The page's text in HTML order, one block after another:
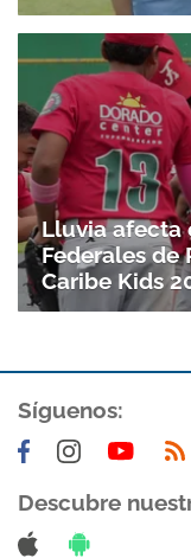
Lluvia afecta
Federales de
Caribe Kids
Síguenos:
Descubre